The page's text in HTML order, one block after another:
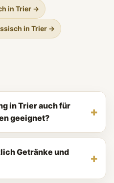
in Trier →
in Trier →
in Trier auch für
geeignet?
Getränke und